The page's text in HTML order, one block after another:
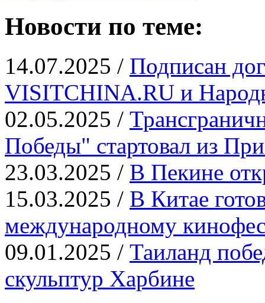
Новости по теме:
14.07.2025 / Подписан
VISITCHINA.RU и
02.05.2025 /
Победы" стартовал из
23.03.2025 / В Пекине
15.03.2025 / В Китае
международному
09.01.2025 / Таиланд
скульптур Харбине